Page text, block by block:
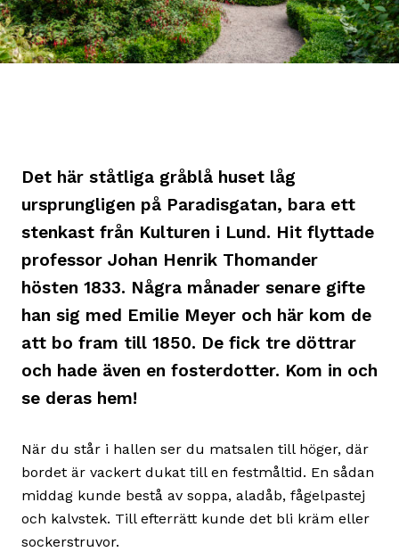
Det här ståtliga gråblå huset låg
ursprungligen på Paradisgatan, bara ett
stenkast från Kulturen i Lund. Hit flyttade
professor Johan Henrik Thomander
hösten 1833. Några månader senare gifte
han sig med Emilie Meyer och här kom de
att bo fram till 1850. De fick tre döttrar
och hade även en fosterdotter. Kom in och
se deras hem!
När du står i hallen ser du matsalen till höger, där
bordet är vackert dukat till en festmåltid. En sådan
middag kunde bestå av soppa, aladåb, fågelpastej
och kalvstek. Till efterrätt kunde det bli kräm eller
sockerstruvor.